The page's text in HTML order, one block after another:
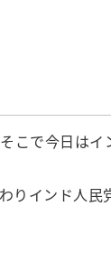
で今日はイ
インド人